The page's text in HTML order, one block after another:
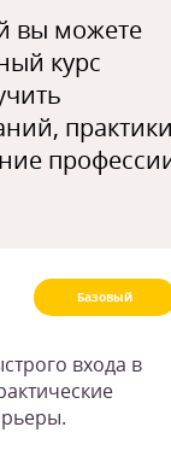
вы можете
курс
Базовый
входа в